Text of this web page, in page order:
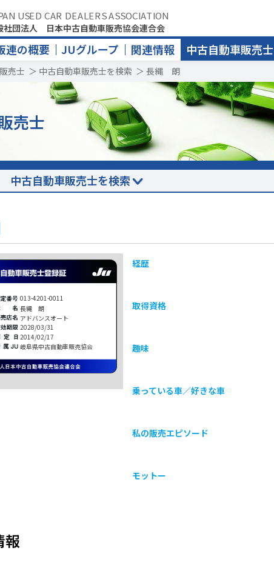
USED CAR DEALERS ASSOCIATION
社団法人 日本中古自動車販売協会連合会
連の概要 JUグループ 関連情報 中古自動車販売士
売士 ＞ 中古自動車販売士を検索 ＞ 長縄 朗
売士
中古自動車販売士を検索
013-4201-0011
長縄 朗
アドバンスオート
2028/03/31
2014/02/17
岐阜県中古自動車販売協会
経歴
取得資格
趣味
乗っている車／好きな車
私の販売エピソード
モットー
報